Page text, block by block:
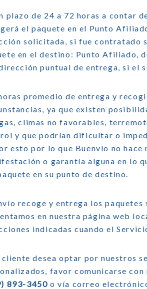
plazo de 24 a 72 horas a contar
el paquete en el Punto
solicitada, si fue contratado
en el destino: Punto Afiliado,
puntual de entrega, si el
promedio de entrega y
ya que existen
climas no favorables,
y que podrían dificultar o
esto por lo que Buenvío no
o garantía alguna en lo
en su punto de destino.
recoge y entrega los
en nuestra página web
indicadas cuando el
cliente desea optar por nuestros
favor comunicarse
893-3450 o vía correo